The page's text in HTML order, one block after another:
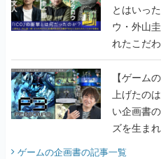
とはいっ
ウ・外山
れたこだ
画書】
【ゲーム
上げたの
い企画書
ズを生ま
ゲームの企画書の記事一覧